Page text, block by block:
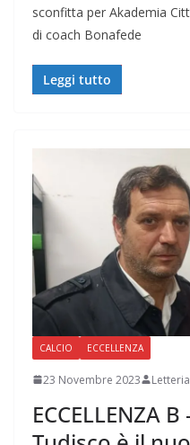
sconfitta per Akademia
di coach Bonafede
Leggi tutto
CALCIO ECCELLENZA
23 Novembre 2023
ECCELLENZA